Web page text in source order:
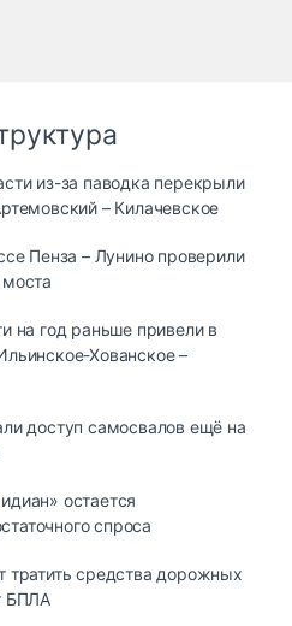
из-за паводка перекрыли
– Килачевское
Пенза – Лунино проверили
на год раньше привели в
Хованское –
доступ самосвалов ещё на
остается
спроса
тратить средства дорожных
БПЛА